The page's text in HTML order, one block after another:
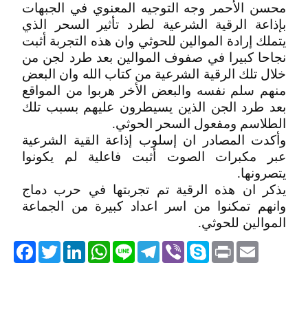
محسن الأحمر وجه التوجيه المعنوي في الجبهات
بإذاعة الرقية الشرعية لطرد تأثير السحر الذي
يتملك إرادة الموالين للحوثي وان هذه التجربة أثبت
نجاحا كبيرا في صفوف الموالين بعد طرد لجن من
خلال تلك الرقية الشرعية من كتاب الله وان البعض
منهم سلم نفسه والبعض الأخر هربوا من المواقع
بعد طرد الجن الذين يسيطرون عليهم بسبب تلك
الطلاسم ومفعول السحر الحوثي.
وأكدت المصادر ان إسلوب إذاعة القية الشرعية
عبر مكبرات الصوت أثبت فاعلية لم يكونوا
يتصرونها.
يذكر ان هذه الرقية تم تجربتها في حرب دماج
وانهم تمكنوا من اسر اعداد كبيرة من الجماعة
الموالين للحوثي.
TwitterLinkedIn
WhatsApp Line
Telegram ViberSkype PrintEmail